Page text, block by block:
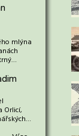
mlýna
Orlicí,